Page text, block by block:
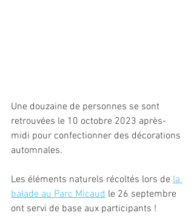
Une douzaine de personnes se sont
retrouvées le 10 octobre 2023 après-
midi pour confectionner des décorations
automnales.
Les éléments naturels récoltés lors de la
balade au Parc Micaud le 26 septembre
ont servi de base aux participants !